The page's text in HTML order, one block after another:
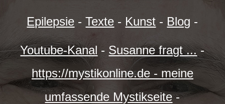
Epilepsie -Texte - Kunst - Blog -
Youtube-Kanal - Susanne fragt ... -
https://mystikonline.de - meine
umfassende Mystikseite-